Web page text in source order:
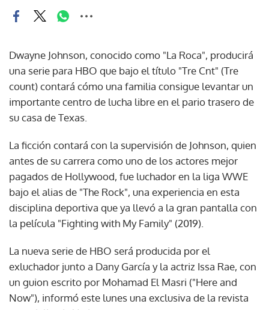
Dwayne Johnson, conocido como "La Roca", producirá
una serie para HBO que bajo el título "Tre Cnt" (Tre
count) contará cómo una familia consigue levantar un
importante centro de lucha libre en el pario trasero de
su casa de Texas.
La ficción contará con la supervisión de Johnson, quien
antes de su carrera como uno de los actores mejor
pagados de Hollywood, fue luchador en la liga WWE
bajo el alias de "The Rock", una experiencia en esta
disciplina deportiva que ya llevó a la gran pantalla con
la película "Fighting with My Family" (2019).
La nueva serie de HBO será producida por el
exluchador junto a Dany García y la actriz Issa Rae, con
un guion escrito por Mohamad El Masri ("Here and
Now"), informó este lunes una exclusiva de la revista